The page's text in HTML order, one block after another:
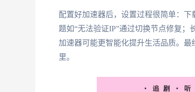
配置好加速器后，设置过程很简单：
题如“无法验证IP”通过切换节点修复；
加速器可能更智能化提升生活品质。
里。